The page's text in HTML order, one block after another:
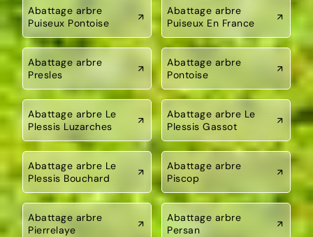
Abattage arbre
Puiseux Pontoise
Abattage arbre
Puiseux En France
Abattage arbre
Presles
Abattage arbre
Pontoise
Abattage arbre Le
Plessis Luzarches
Abattage arbre Le
Plessis Gassot
Abattage arbre Le
Plessis Bouchard
Abattage arbre
Piscop
Abattage arbre
Pierrelaye
Abattage arbre
Persan